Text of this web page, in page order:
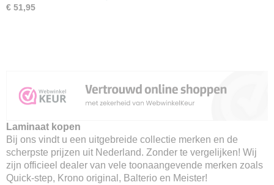
€ 51,95
Laminaat kopen
Bij ons vindt u een uitgebreide collectie merken en de
scherpste prijzen uit Nederland. Zonder te vergelijken! Wij
zijn officieel dealer van vele toonaangevende merken zoals
Quick-step, Krono original, Balterio en Meister!